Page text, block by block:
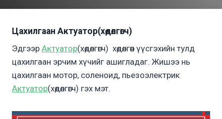
Цахилгаан Актуатор(хөдөлгөгч)
Эдгээр Актуатор(хөдөлгөгч) хөдөлгөөн үүсгэхийн тулд
цахилгаан эрчим хүчийг ашигладаг. Жишээ нь
цахилгаан мотор, соленоид, пьезоэлектрик
Актуатор(хөдөлгөгч) гэх мэт.